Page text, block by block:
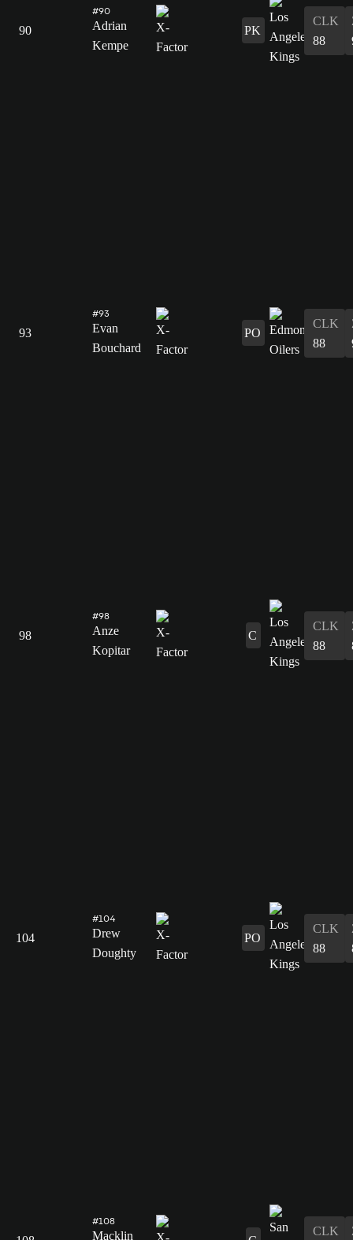
90
#90
Adrian
Kempe
PK
CLK
88
93
#93
Evan
Bouchard
PO
CLK
88
98
#98
Anze
Kopitar
C
CLK
88
104
#104
Drew
Doughty
PO
CLK
88
#108
Macklin
CLK